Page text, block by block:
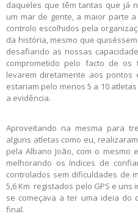
daqueles que têm tantas que já
um mar de gente, a maior parte
controlo escolhidos pela
da história, mesmo que
desafiando as nossas
comprometido pelo facto de
levarem diretamente aos pontos
estariam pelo menos 5 a 10
a evidência.
Aproveitando na mesma para
alguns atletas como eu,
pela Albano João, com o mesmo
melhorando os índices de
controlados sem dificuldades de
5,6 Km registados pelo GPS e uns
se começava a ter uma ideia
final.